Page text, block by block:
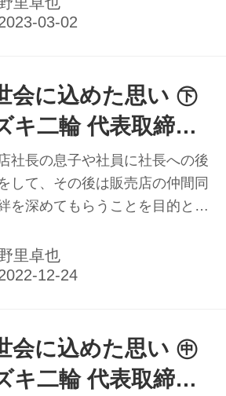
デルの取扱店であり、同社の全
会に込めた思い ㊦
キ二輪 代表取締役
英信氏
社長の息子や社員に社長への後
して、その後は販売店の仲間同
を深めてもらうことを目的とし
本英信社長。代替わりをする先
の複雑な気持ちは良く分かると
里卓也
会に込めた思い ㊥
キ二輪 代表取締役